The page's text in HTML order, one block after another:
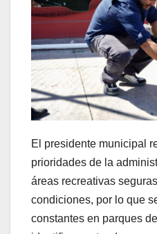
El presidente municipal
prioridades de la
áreas recreativas
condiciones, por lo que
constantes en parques